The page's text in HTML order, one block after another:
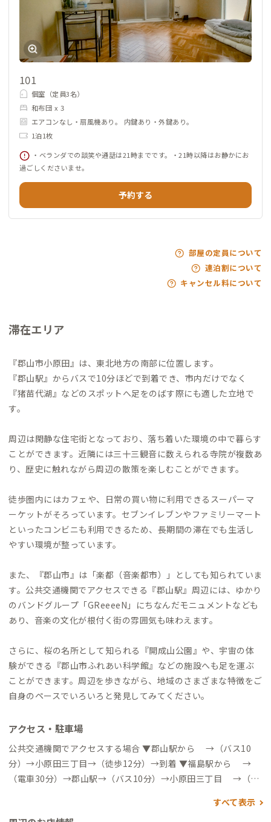
101
個室（定員3名）
和布団 x 3
エアコンなし・扇風機あり。 内鍵あり・外鍵あり。
1泊1枚
・ベランダでの談笑や通話は21時までです。・21時以降はお静かにお
過ごしくださいませ。
予約する
部屋の定員について
連泊割について
キャンセル料について
滞在エリア
『郡山市小原田』は、東北地方の南部に位置します。
『郡山駅』からバスで10分ほどで到着でき、市内だけでなく
『猪苗代湖』などのスポットへ足をのばす際にも適した立地で
す。
周辺は閑静な住宅街となっており、落ち着いた環境の中で暮らす
ことができます。近隣には三十三観音に数えられる寺院が複数あ
り、歴史に触れながら周辺の散策を楽しむことができます。
徒歩圏内にはカフェや、日常の買い物に利用できるスーパーマ
ーケットがそろっています。セブンイレブンやファミリーマート
といったコンビニも利用できるため、長期間の滞在でも生活し
やすい環境が整っています。
また、『郡山市』は「楽都（音楽都市）」としても知られていま
す。公共交通機関でアクセスできる『郡山駅』周辺には、ゆかり
のバンドグループ「GReeeeN」にちなんだモニュメントなども
あり、音楽の文化が根付く街の雰囲気も味わえます。
さらに、桜の名所として知られる『開成山公園』や、宇宙の体
験ができる『郡山市ふれあい科学館』などの施設へも足を運ぶ
ことができます。周辺を歩きながら、地域のさまざまな特徴をご
自身のペースでいろいろと発見してみてください。
アクセス・駐車場
公共交通機関でアクセスする場合 ▼郡山駅から →（バス10
分）→小原田三丁目→（徒歩12分）→到着 ▼福島駅から →
（電車30分）→郡山駅→（バス10分）→小原田三丁目 →（徒
（バス10分）→小原田三丁目 →（徒歩1分）→到着 自動車で
すべて表示